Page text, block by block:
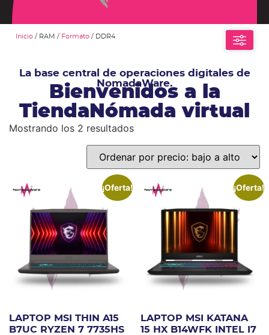
Inicio / RAM / Formato / DDR4
La base central de operaciones digitales de
NomadaWare.
Bienvenidos a la
TiendaNómada virtual
Mostrando los 2 resultados
¡Oferta!
LAPTOP MSI THIN A15
B7UC RYZEN 7 7735HS
¡Oferta!
LAPTOP MSI KATANA
15 HX B14WFK INTEL I7